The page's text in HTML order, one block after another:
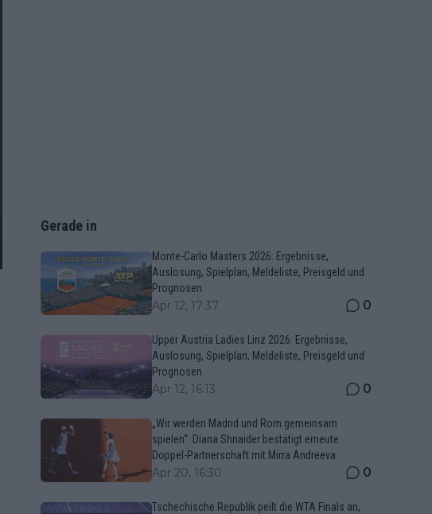
Gerade in
Monte-Carlo Masters 2026: Ergebnisse,
Auslosung, Spielplan, Meldeliste, Preisgeld und
Prognosen
Apr 12, 17:37 0
Upper Austria Ladies Linz 2026: Ergebnisse,
Auslosung, Spielplan, Meldeliste, Preisgeld und
Prognosen
Apr 12, 16:13 0
„Wir werden Madrid und Rom gemeinsam
spielen“: Diana Shnaider bestätigt erneute
Doppel-Partnerschaft mit Mirra Andreeva
Apr 20, 16:30 0
Tschechische Republik peilt die WTA Finals an,